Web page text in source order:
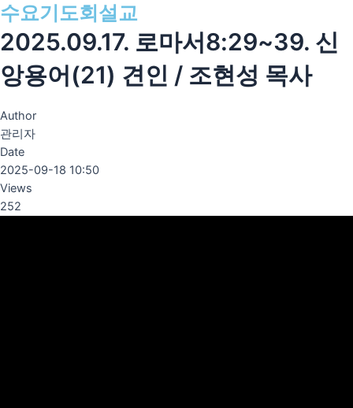
수요기도회설교
2025.09.17. 로마서8:29~39. 신
앙용어(21) 견인 / 조현성 목사
Author
관리자
Date
2025-09-18 10:50
Views
252